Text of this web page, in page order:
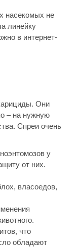
насекомых не
линейку
в интернет-
Они
– на нужную
Спреи очень
у
от них.
власоедов,
что
обладают